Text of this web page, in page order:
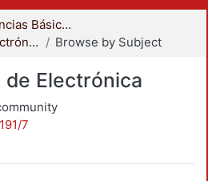
División de Ciencias Básicas e Ingeniería
Departamento de Electrónica
Browse by Subject
Electrónica
7